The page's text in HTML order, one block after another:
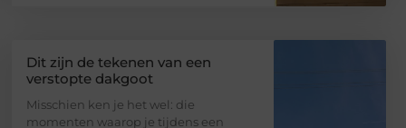
Dit zijn de tekenen van een
verstopte dakgoot
Misschien ken je het wel: die
momenten waarop je tijdens een